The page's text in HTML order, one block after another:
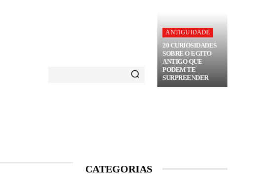
ANTIGUIDADE
20 CURIOSIDADES
SOBRE O EGITO
ANTIGO QUE
PODEM TE
SURPREENDER
CATEGORIAS